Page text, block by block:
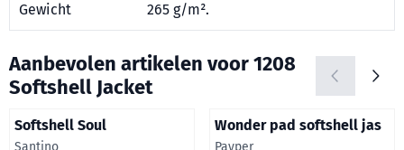
Gewicht
265 g/m².
Aanbevolen artikelen voor1208
Softshell Jacket
Softshell Soul
Merk:
Wonder pad softshell jas
Merk: